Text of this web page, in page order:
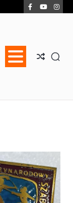
Facebook
YouTube